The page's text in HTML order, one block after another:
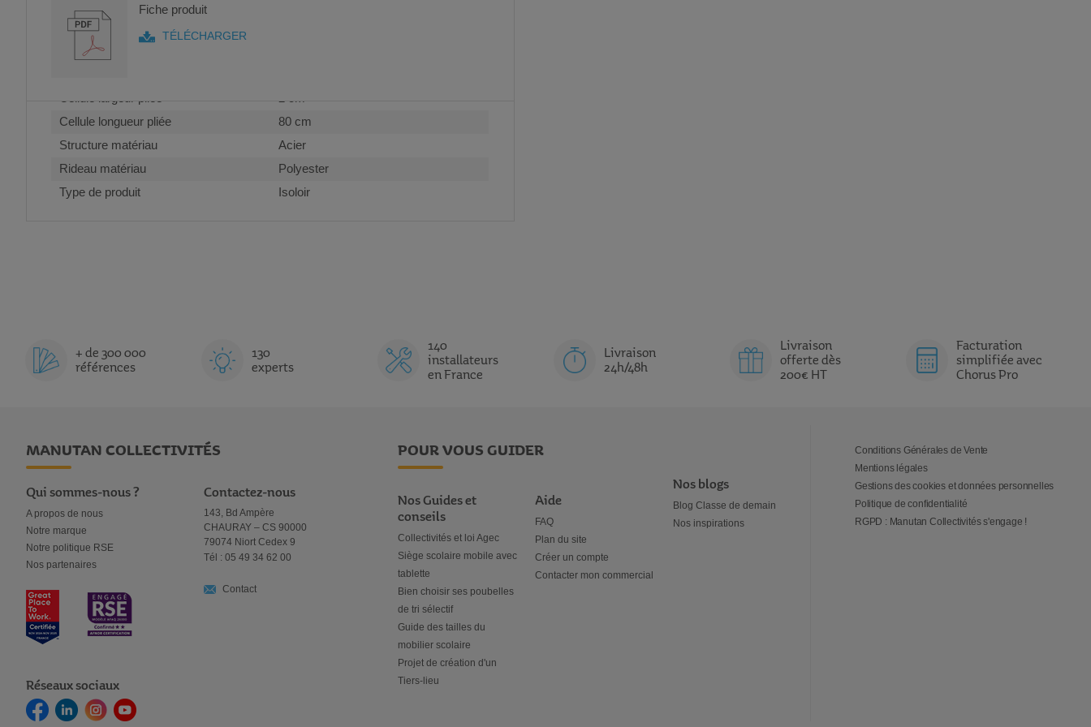
Attention, vous pouvez commander le sac de stockage et de transport séparement
d’information
Cellule profondeur
Cellule hauteur
Cellule longueur pliée
80 cm
Structure matériau
Acier
Rideau matériau
Polyester
Type de produit
Isoloir
Fiche produit
TÉLÉCHARGER
+ de 300 000
références
130
experts
140
installateurs
en France
Livraison
24h/48h
Livraison
offerte dès
200€ HT
Facturation
simplifiée avec
Chorus Pro
MANUTAN COLLECTIVITÉS
Qui sommes-nous ?
A propos de nous
Notre marque
Notre politique RSE
Nos partenaires
Réseaux sociaux
Contactez-nous
143, Bd Ampère
CHAURAY – CS 90000
79074 Niort Cedex 9
Tél : 05 49 34 62 00
Contact
POUR VOUS GUIDER
Nos Guides et
conseils
Collectivités et loi Agec
Siège scolaire mobile avec
tablette
Bien choisir ses poubelles
de tri sélectif
Guide des tailles du
mobilier scolaire
Projet de création d'un
Tiers-lieu
Nos blogs
Blog Classe de demain
Nos inspirations
Aide
FAQ
Plan du site
Créer un compte
Contacter mon commercial
Conditions Générales de Vente
Mentions légales
Gestions des cookies et données personnelles
Politique de confidentialité
RGPD : Manutan Collectivités s'engage !